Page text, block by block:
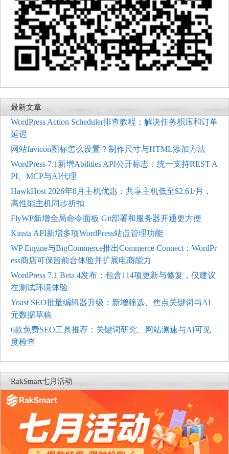
最新文章
WordPress Action Scheduler排查教程：解决任务积压和订单
延迟
网站favicon图标怎么设置？制作尺寸与HTML添加方法
WordPress 7.1新增Abilities API公开标志：统一支持REST A
PI、MCP与AI代理
HawkHost 2026年8月主机优惠：共享主机低至$2.61/月，
高性能主机同步折扣
FlyWP新增全局命令面板 Git部署和服务器开通更方便
Kinsta API新增多项WordPress站点管理功能
WP Engine与BigCommerce推出Commerce Connect：WordPr
ess商店可保留前台体验并扩展电商能力
WordPress 7.1 Beta 4发布：包含114项更新与修复，仅建议
在测试环境体验
Yoast SEO批量编辑器升级：新增筛选、焦点关键词与AI
元数据草稿
6款免费SEO工具推荐：关键词研究、网站测速与AI可见
度检查
RakSmart七月活动